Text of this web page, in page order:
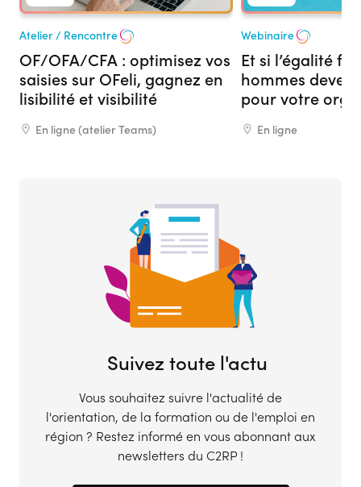
Atelier / Rencontre
OF/OFA/CFA : optimisez vos
saisies sur OFeli, gagnez en
lisibilité et visibilité
En ligne (atelier Teams)
Webinaire
Et si l’égalité
hommes
pour votre
En ligne
Suivez toute l'actu
Vous souhaitez suivre l'actualité de
l'orientation, de la formation ou de l'emploi en
région ? Restez informé en vous abonnant aux
newsletters du C2RP !